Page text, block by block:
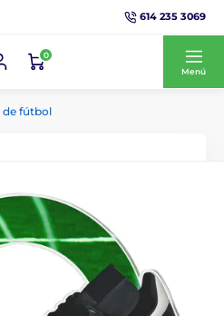
614 235 3069
0
Menú
de fútbol